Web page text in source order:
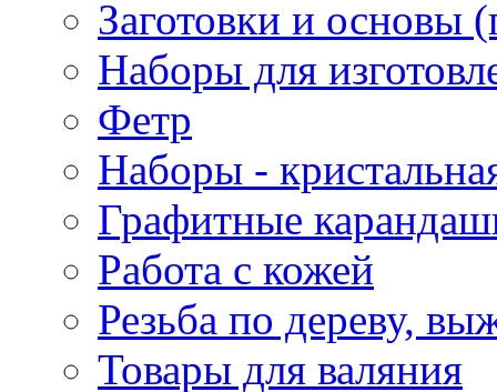
Заготовки и основы
Наборы для
Фетр
Наборы -
Графитные
Работа с кожей
Резьба по дереву,
Товары для валяния